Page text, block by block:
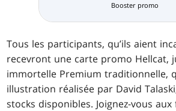
Booster promo
Tous les participants, qu’ils aient
recevront une carte promo Hellcat,
immortelle Premium traditionnelle,
illustration réalisée par David
stocks disponibles. Joignez-vous